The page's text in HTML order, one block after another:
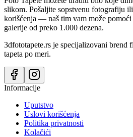
slikom. Pošaljite sopstvenu fotografiju
korišćenja — naš tim vam može pomoći
galerije od preko 1.000 dezena.
3dfototapete.rs je specijalizovani brend
tapeta po meri.
Informacije
Uputstvo
Uslovi korišćenja
Politika privatnosti
Kolačići